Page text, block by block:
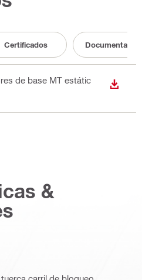
Certificados Documentación
de base MT estátic
&